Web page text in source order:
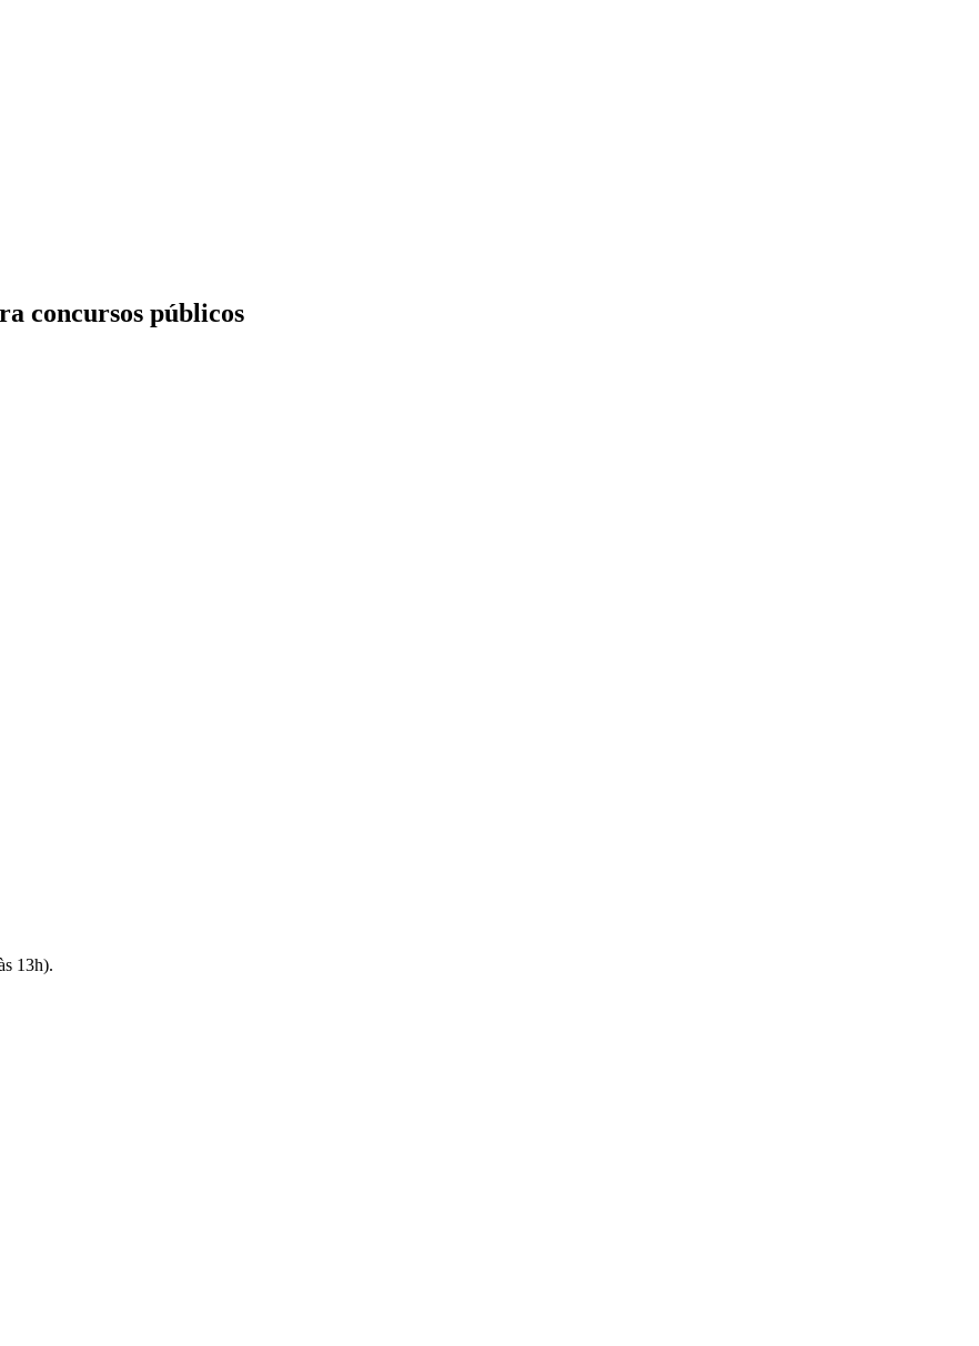
concursos públicos
13h).